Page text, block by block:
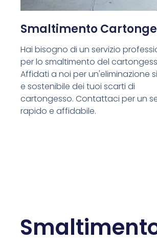
Smaltimento
Hai bisogno di un servizio
per lo smaltimento del
Affidati a noi per un'eliminazione
e sostenibile dei tuoi scarti di
cartongesso. Contattaci per un
rapido e affidabile.